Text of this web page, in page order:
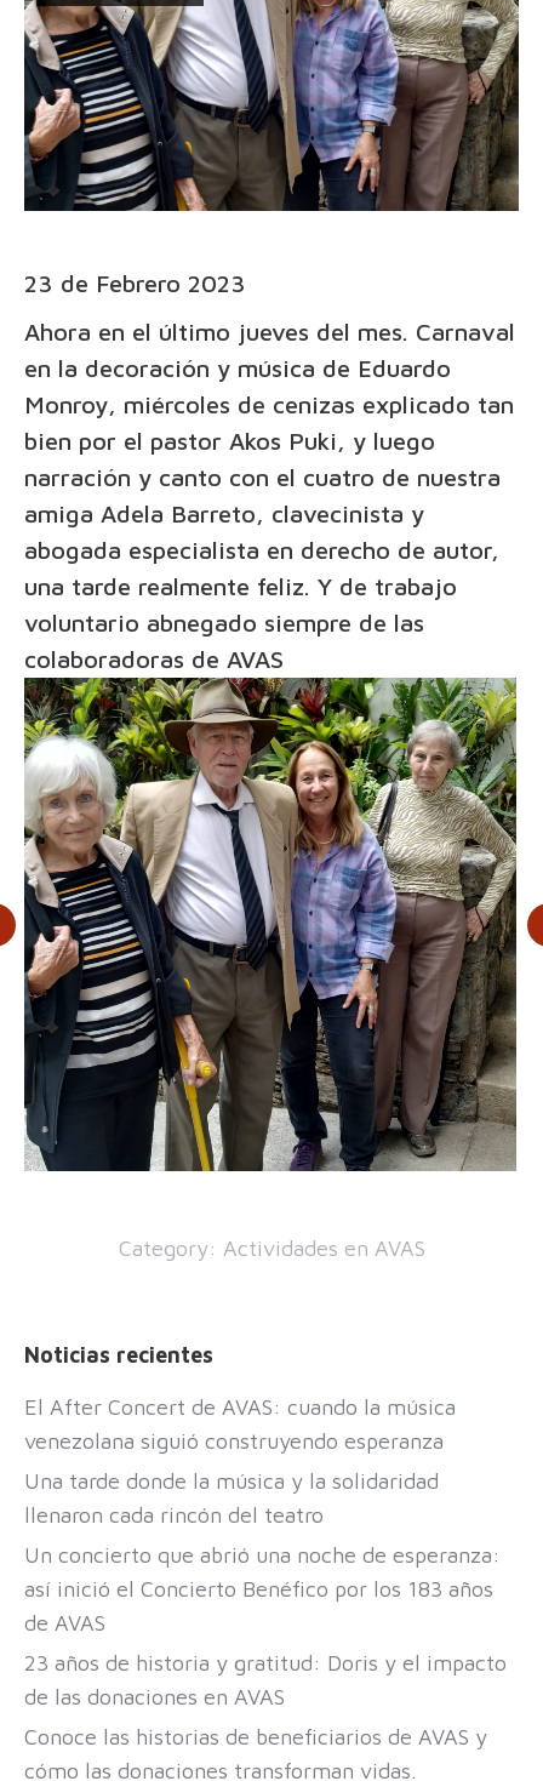
23 de Febrero 2023
Ahora en el último jueves del mes. Carnaval
en la decoración y música de Eduardo
Monroy, miércoles de cenizas explicado tan
bien por el pastor Akos Puki, y luego
narración y canto con el cuatro de nuestra
amiga Adela Barreto, clavecinista y
abogada especialista en derecho de autor,
una tarde realmente feliz. Y de trabajo
voluntario abnegado siempre de las
colaboradoras de AVAS
Category: Actividades en AVAS
Noticias recientes
El After Concert de AVAS: cuando la música
venezolana siguió construyendo esperanza
Una tarde donde la música y la solidaridad
llenaron cada rincón del teatro
Un concierto que abrió una noche de esperanza:
así inició el Concierto Benéfico por los 183 años
de AVAS
23 años de historia y gratitud: Doris y el impacto
de las donaciones en AVAS
Conoce las historias de beneficiarios de AVAS y
cómo las donaciones transforman vidas.